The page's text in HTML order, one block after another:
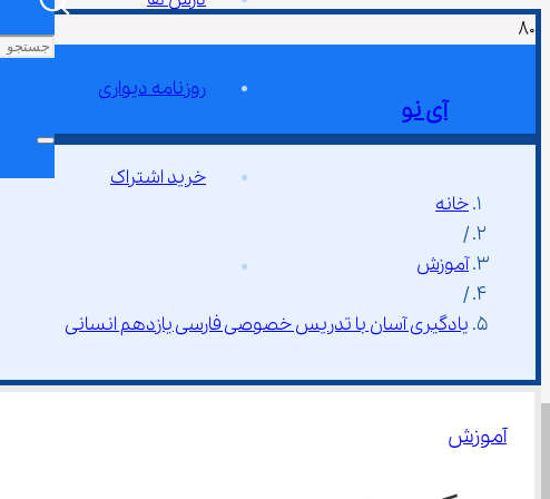
آی نو
روزنامه دیواری
خرید اشتراک
خانه
/
آموزش
/
یادگیری آسان با تدریس خصوصی فارسی یازدهم انسانی
آموزش